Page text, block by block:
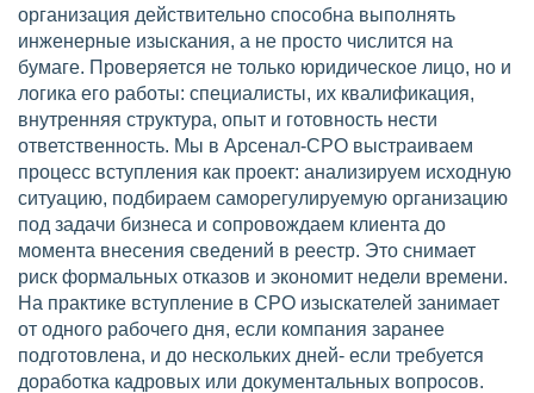
организация действительно способна выполнять
инженерные изыскания, а не просто числится на
бумаге. Проверяется не только юридическое лицо, но и
логика его работы: специалисты, их квалификация,
внутренняя структура, опыт и готовность нести
ответственность. Мы в Арсенал-СРО выстраиваем
процесс вступления как проект: анализируем исходную
ситуацию, подбираем саморегулируемую организацию
под задачи бизнеса и сопровождаем клиента до
момента внесения сведений в реестр. Это снимает
риск формальных отказов и экономит недели времени.
На практике вступление в СРО изыскателей занимает
от одного рабочего дня, если компания заранее
подготовлена, и до нескольких дней- если требуется
доработка кадровых или документальных вопросов.